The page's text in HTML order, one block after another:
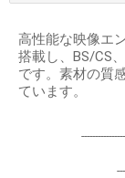
高性能な映像エ
搭載し、BS/CS
です。素材の質
ています。